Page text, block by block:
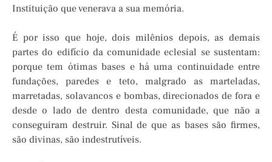
Instituição que venerava a sua memória.
É por isso que hoje, dois milênios depois, as demais
partes do edifício da comunidade eclesial se sustentam:
porque tem ótimas bases e há uma continuidade entre
fundações, paredes e teto, malgrado as marteladas,
marretadas, solavancos e bombas, direcionados de fora e
desde o lado de dentro desta comunidade, que não a
conseguiram destruir. Sinal de que as bases são firmes,
são divinas, são indestrutíveis.